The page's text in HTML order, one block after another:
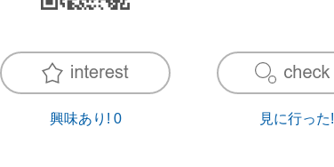
興味あり! 0 見に行った!